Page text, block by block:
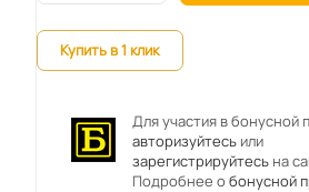
Купить в 1 клик
Для участия в бонусной
авторизуйтесьили
зарегистрируйтесьна
Подробнее обонусной